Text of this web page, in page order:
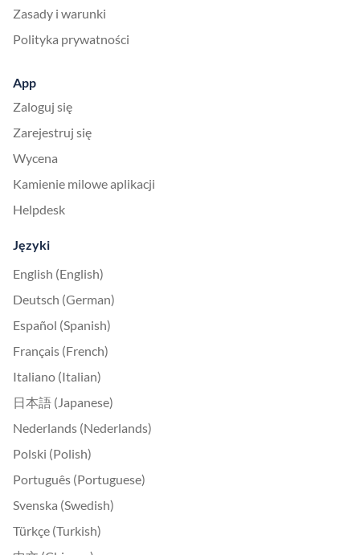
Zasady i warunki
Polityka prywatności
App
Zaloguj się
Zarejestruj się
Wycena
Kamienie milowe aplikacji
Helpdesk
Języki
English (English)
Deutsch (German)
Español (Spanish)
Français (French)
Italiano (Italian)
日本語 (Japanese)
Nederlands (Nederlands)
Polski (Polish)
Português (Portuguese)
Svenska (Swedish)
Türkçe (Turkish)